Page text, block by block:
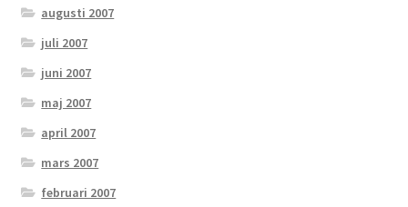
augusti 2007
juli 2007
juni 2007
maj 2007
april 2007
mars 2007
februari 2007